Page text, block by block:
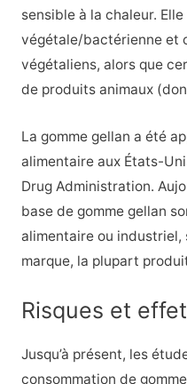
sensible à la chaleur.
végétale/bactérienne et
végétaliens, alors que
de produits animaux
La gomme gellan a été
alimentaire aux États-
Drug Administration.
base de gomme gellan
alimentaire ou
marque, la plupart
Risques et
Jusqu’à présent, les
consommation de